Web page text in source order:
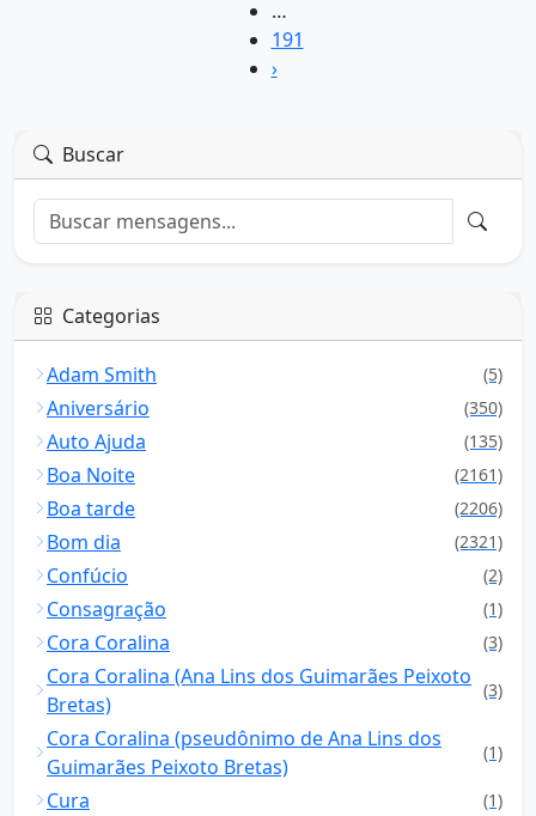
…
191
›
Buscar
Categorias
Adam Smith (5)
Aniversário (350)
Auto Ajuda (135)
Boa Noite (2161)
Boa tarde (2206)
Bom dia (2321)
Confúcio (2)
Consagração (1)
Cora Coralina (3)
Cora Coralina (Ana Lins dos Guimarães Peixoto
Bretas)
(3)
Cora Coralina (pseudônimo de Ana Lins dos
Guimarães Peixoto Bretas)
(1)
Cura (1)